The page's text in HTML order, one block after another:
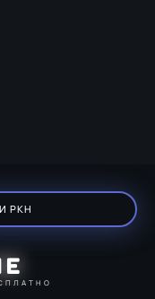
РКН